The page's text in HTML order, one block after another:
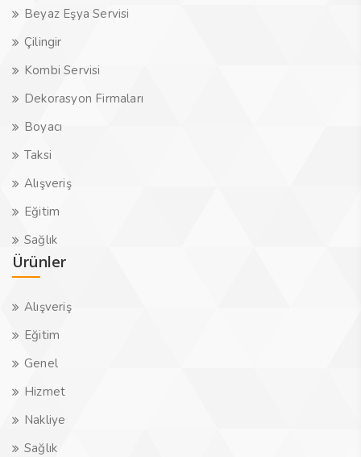
Beyaz Eşya Servisi
Çilingir
Kombi Servisi
Dekorasyon Firmaları
Boyacı
Taksi
Alışveriş
Eğitim
Sağlık
Ürünler
Alışveriş
Eğitim
Genel
Hizmet
Nakliye
Sağlık